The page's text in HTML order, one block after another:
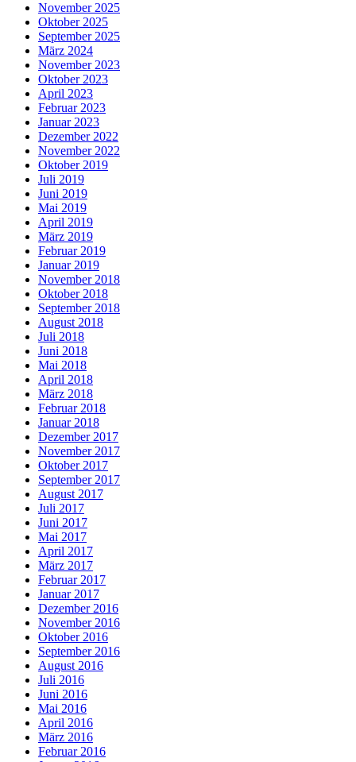
November 2025
Oktober 2025
September 2025
März 2024
November 2023
Oktober 2023
April 2023
Februar 2023
Januar 2023
Dezember 2022
November 2022
Oktober 2019
Juli 2019
Juni 2019
Mai 2019
April 2019
März 2019
Februar 2019
Januar 2019
November 2018
Oktober 2018
September 2018
August 2018
Juli 2018
Juni 2018
Mai 2018
April 2018
März 2018
Februar 2018
Januar 2018
Dezember 2017
November 2017
Oktober 2017
September 2017
August 2017
Juli 2017
Juni 2017
Mai 2017
April 2017
März 2017
Februar 2017
Januar 2017
Dezember 2016
November 2016
Oktober 2016
September 2016
August 2016
Juli 2016
Juni 2016
Mai 2016
April 2016
März 2016
Februar 2016